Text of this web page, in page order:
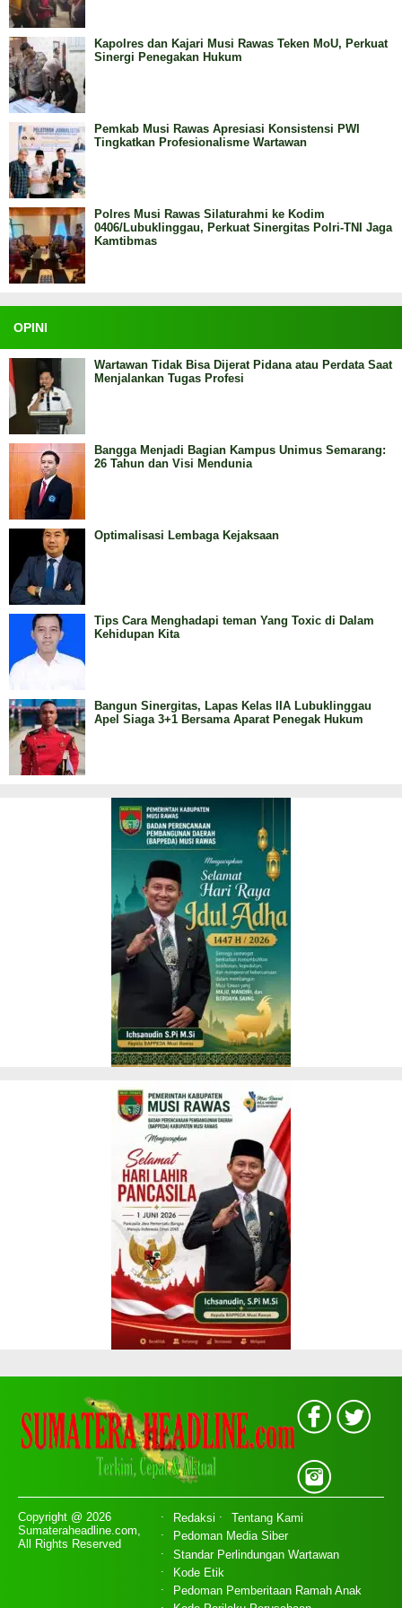
Kapolres dan Kajari Musi Rawas Teken MoU, Perkuat
Sinergi Penegakan Hukum
Pemkab Musi Rawas Apresiasi Konsistensi PWI
Tingkatkan Profesionalisme Wartawan
Polres Musi Rawas Silaturahmi ke Kodim
0406/Lubuklinggau, Perkuat Sinergitas Polri-TNI Jaga
Kamtibmas
OPINI
Wartawan Tidak Bisa Dijerat Pidana atau Perdata Saat
Menjalankan Tugas Profesi
Bangga Menjadi Bagian Kampus Unimus Semarang:
26 Tahun dan Visi Mendunia
Optimalisasi Lembaga Kejaksaan
Tips Cara Menghadapi teman Yang Toxic di Dalam
Kehidupan Kita
Bangun Sinergitas, Lapas Kelas IIA Lubuklinggau
Apel Siaga 3+1 Bersama Aparat Penegak Hukum
Copyright @ 2026
Sumateraheadline.com,
All Rights Reserved
Redaksi
Tentang Kami
Pedoman Media Siber
Standar Perlindungan Wartawan
Kode Etik
Pedoman Pemberitaan Ramah Anak